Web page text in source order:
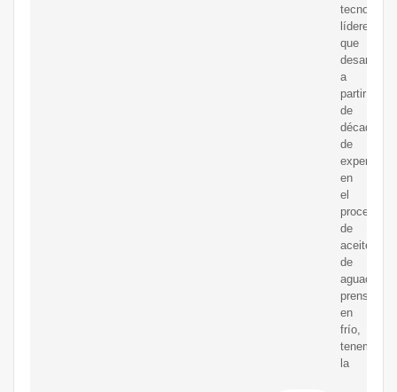
tecnología
líderes
que
a
partir
de
décadas
de
en
el
procesado
de
aceite
de
aguacate
prensado
en
frío,
tenemos
la